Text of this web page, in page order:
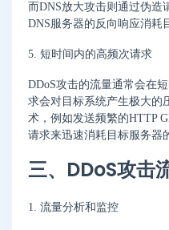
而DNS放大攻击则通过伪造
DNS服务器的反向响应消耗
5. 短时间内的高频次请求
DDoS攻击的流量通常会在
求会对目标系统产生极大的
术，例如发送频繁的HTTP
请求来迅速消耗目标服务器
三、DDoS攻击
1. 流量分析和监控